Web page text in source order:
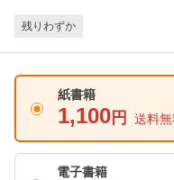
残りわずか
紙書籍
1,100 円 送料
電子書籍